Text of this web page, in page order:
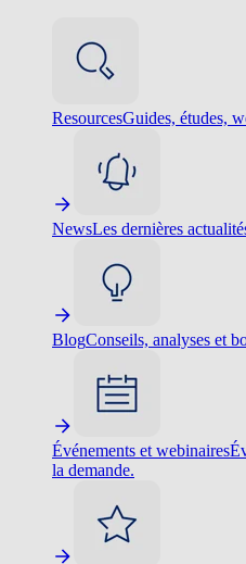
ResourcesGuides, études,
NewsLes dernières
BlogConseils, analyses et
Événements et webinaires
la demande.